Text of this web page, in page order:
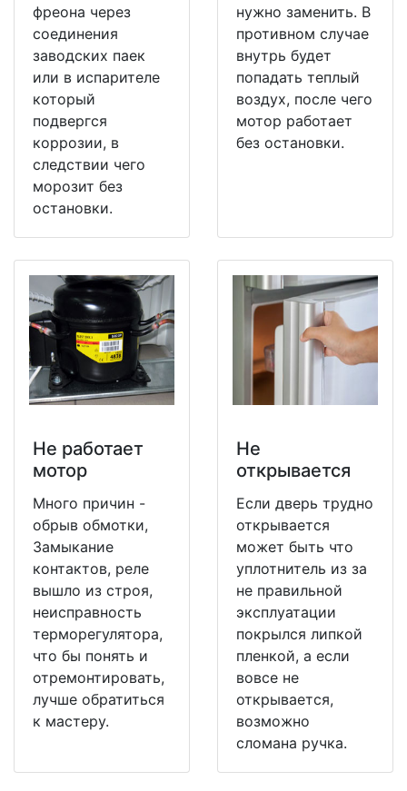
фреона через
соединения
заводских паек
или в испарителе
который
подвергся
коррозии, в
следствии чего
морозит без
остановки.
нужно заменить. В
противном случае
внутрь будет
попадать теплый
воздух, после чего
мотор работает
без остановки.
Не работает
мотор
Много причин -
обрыв обмотки,
Замыкание
контактов, реле
вышло из строя,
неисправность
терморегулятора,
что бы понять и
отремонтировать,
лучше обратиться
к мастеру.
Не
открывается
Если дверь трудно
открывается
может быть что
уплотнитель из за
не правильной
эксплуатации
покрылся липкой
пленкой, а если
вовсе не
открывается,
возможно
сломана ручка.